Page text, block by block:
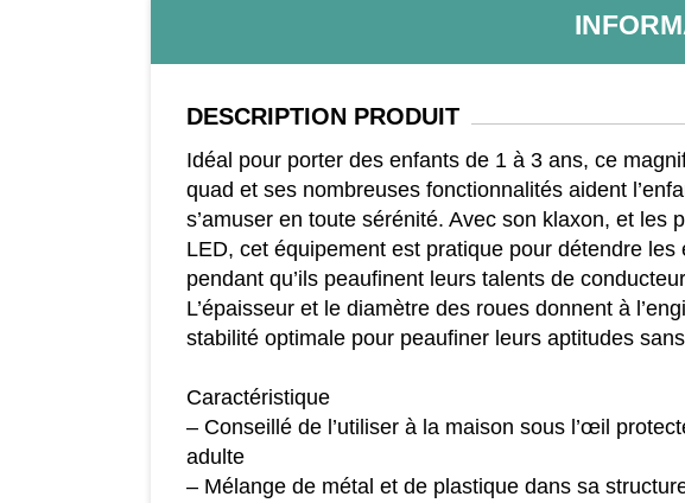
DESCRIPTIONPRODUIT
Idéal pour porter des enfants de 1 à 3 ans, ce
quad et ses nombreuses fonctionnalités aident
s’amuser en toute sérénité. Avec son klaxon, et les
LED, cet équipement est pratique pour détendre les
pendant qu’ils peaufinent leurs talents de
L’épaisseur et le diamètre des roues donnent à
stabilité optimale pour peaufiner leurs aptitudes
Caractéristique
– Conseillé de l’utiliser à la maison sous l’œil
adulte
– Mélange de métal et de plastique dans sa